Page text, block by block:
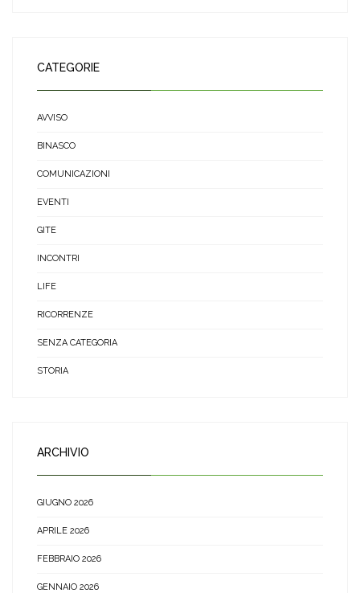
CATEGORIE
AVVISO
BINASCO
COMUNICAZIONI
EVENTI
GITE
INCONTRI
LIFE
RICORRENZE
SENZA CATEGORIA
STORIA
ARCHIVIO
GIUGNO 2026
APRILE 2026
FEBBRAIO 2026
GENNAIO 2026